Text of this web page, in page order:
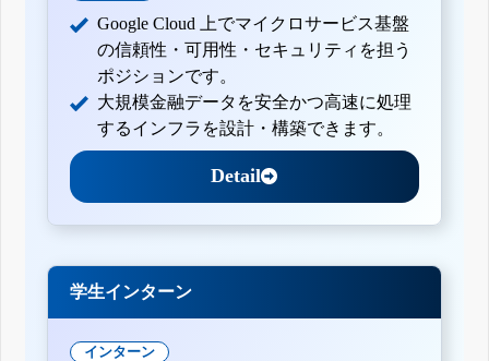
Google Cloud 上でマイクロサービス基盤
の信頼性・可用性・セキュリティを担う
ポジションです。
大規模金融データを安全かつ高速に処理
するインフラを設計・構築できます。
Detail
学生インターン
インターン